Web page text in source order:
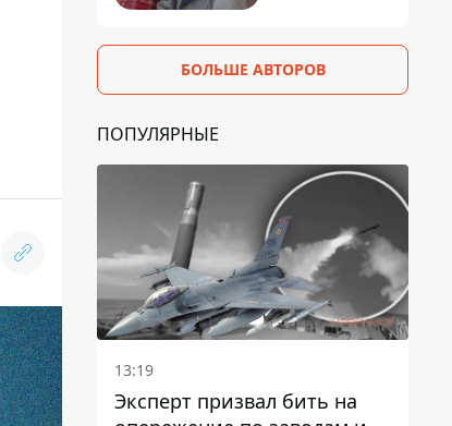
БОЛЬШЕ АВТОРОВ
ПОПУЛЯРНЫЕ
13:19
Эксперт призвал бить на